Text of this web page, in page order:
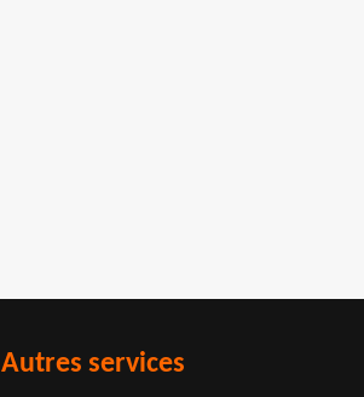
Autres services